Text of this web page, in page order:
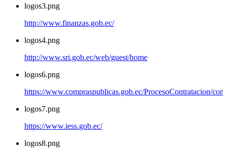
logos3.png
http://www.finanzas.gob.ec/
logos4.png
http://www.sri.gob.ec/web/guest/home
logos6.png
https://www.compraspublicas.gob.ec/ProcesoContratacion/
logos7.png
https://www.iess.gob.ec/
logos8.png